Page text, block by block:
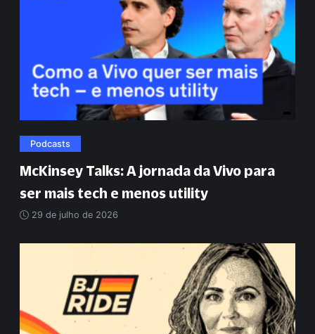
Podcasts
McKinsey Talks: A jornada da Vivo para
ser mais tech e menos utility
29 de julho de 2026